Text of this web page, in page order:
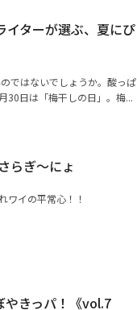
ターが選ぶ、夏にぴ
ではないでしょうか。酸っぱ
30日は「梅干しの日」。梅...
らぎ～にょ
イの平常心！！
やきっパ！《vol.7